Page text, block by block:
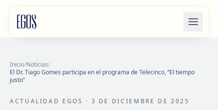
Inicio/Noticias/
El Dr. Tiago Gomes participa en el programa de Telecinco, “El tiempo
justo”
ACTUALIDAD EGOS · 3 DE DICIEMBRE DE 2025